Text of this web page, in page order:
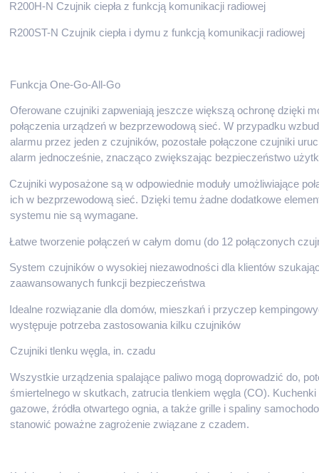
R200H-N Czujnik ciepła z funkcją komunikacji radiowej
R200ST-N Czujnik ciepła i dymu z funkcją komunikacji radiowej
Funkcja One-Go-All-Go
Oferowane czujniki zapweniają jeszcze większą ochronę dzięki
połączenia urządzeń w bezprzewodową sieć. W przypadku
alarmu przez jeden z czujników, pozostałe połączone czujniki
alarm jednocześnie, znacząco zwiększając bezpieczeństwo
Czujniki wyposażone są w odpowiednie moduły umożliwiające
ich w bezprzewodową sieć. Dzięki temu żadne dodatkowe
systemu nie są wymagane.
Łatwe tworzenie połączeń w całym domu (do 12 połączonych
System czujników o wysokiej niezawodności dla klientów
zaawansowanych funkcji bezpieczeństwa
Idealne rozwiązanie dla domów, mieszkań i przyczep
występuje potrzeba zastosowania kilku czujników
Czujniki tlenku węgla, in. czadu
Wszystkie urządzenia spalające paliwo mogą doprowadzić do,
śmiertelnego w skutkach, zatrucia tlenkiem węgla (CO). Kuchenki
gazowe, źródła otwartego ognia, a także grille i spaliny
stanowić poważne zagrożenie związane z czadem.